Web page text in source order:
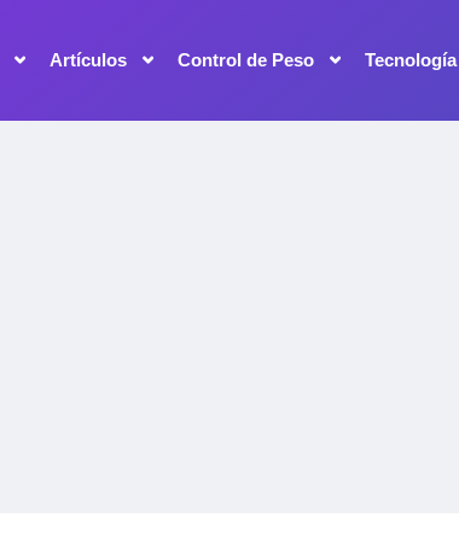
Artículos Control de Peso Tecnología